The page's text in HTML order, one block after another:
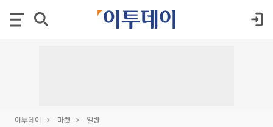
이투데이 마켓 일반